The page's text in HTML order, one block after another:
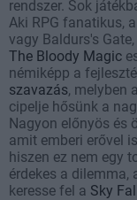
rendszer. Sok
Aki RPG fanatikus,
vagy Baldurs's
The Bloody Magic
némiképp a
szavazás, melyben
cipelje hősünk a
Nagyon előnyös és
amit emberi erővel
hiszen ez nem egy
érdekes a dilemma,
keresse fel a Sky